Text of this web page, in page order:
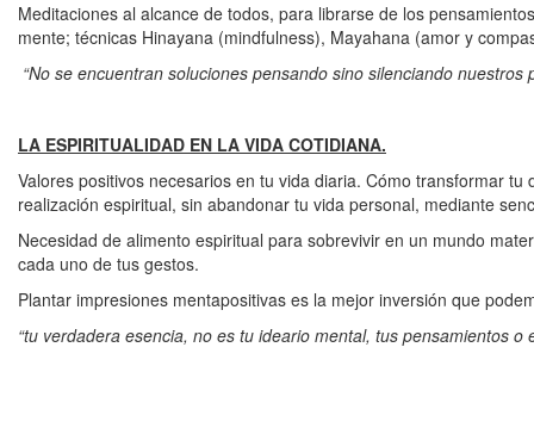
Meditaciones al alcance de todos, para librarse de los
mente; técnicas Hinayana (mindfulness), Mayahana (amor y
“No se encuentran soluciones pensando sino silenciando nuestros
LA ESPIRITUALIDAD EN LA VIDA COTIDIANA.
Valores positivos necesarios en tu vida diaria. Cómo transformar
realización espiritual, sin abandonar tu vida personal, mediante
Necesidad de alimento espiritual para sobrevivir en un mundo
cada uno de tus gestos.
Plantar impresiones mentapositivas es la mejor inversión que
“tu verdadera esencia, no es tu ideario mental, tus pensamientos o